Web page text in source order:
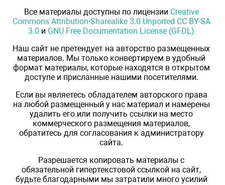
Все материалы доступны по лицензии Creative
Commons Attribution-Sharealike 3.0 Unported CC BY-SA
3.0 и GNU Free Documentation License (GFDL)
Наш сайт не претендует на авторство размещенных
материалов. Мы только конвертируем в удобный
формат материалы, которые находятся в открытом
доступе и присланные нашими посетителями.
Если вы являетесь обладателем авторского права
на любой размещенный у нас материал и намерены
удалить его или получить ссылки на место
коммерческого размещения материалов,
обратитесь для согласования к администратору
сайта.
Разрешается копировать материалы с
обязательной гипертекстовой ссылкой на сайт,
будьте благодарными мы затратили много усилий